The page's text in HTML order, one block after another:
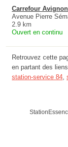
Carrefour
Avenue Pierre
2.9 km
Ouvert en continu
Retrouvez cette
en partant des
station-service 84